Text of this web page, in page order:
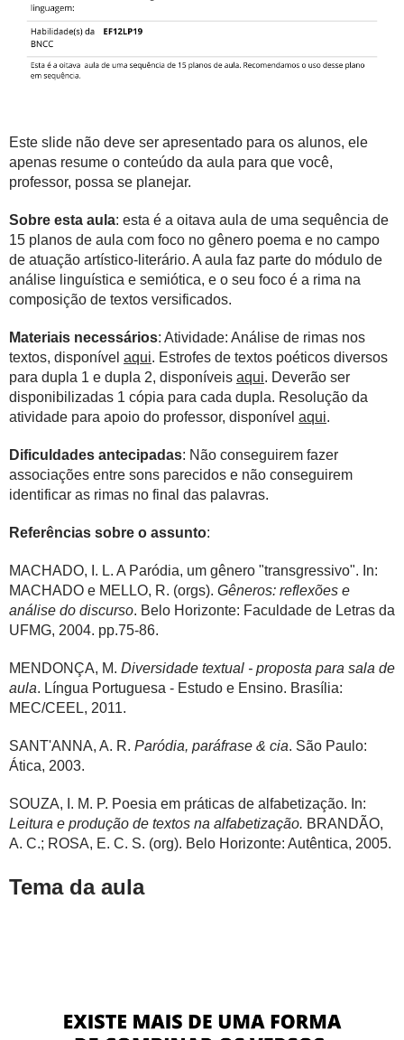
Este slide não deve ser apresentado para os alunos, ele
apenas resume o conteúdo da aula para que você,
professor, possa se planejar.
Sobre esta aula: esta é a oitava aula de uma sequência de
15 planos de aula com foco no gênero poema e no campo
de atuação artístico-literário. A aula faz parte do módulo de
análise linguística e semiótica, e o seu foco é a rima na
composição de textos versificados.
Materiais necessários: Atividade: Análise de rimas nos
textos, disponível aqui. Estrofes de textos poéticos diversos
para dupla 1 e dupla 2, disponíveis aqui. Deverão ser
disponibilizadas 1 cópia para cada dupla. Resolução da
atividade para apoio do professor, disponível aqui.
Dificuldades antecipadas: Não conseguirem fazer
associações entre sons parecidos e não conseguirem
identificar as rimas no final das palavras.
Referências sobre o assunto:
MACHADO, I. L. A Paródia, um gênero "transgressivo". In:
MACHADO e MELLO, R. (orgs). Gêneros: reflexões e
análise do discurso. Belo Horizonte: Faculdade de Letras da
UFMG, 2004. pp.75-86.
MENDONÇA, M. Diversidade textual - proposta para sala de
aula. Língua Portuguesa - Estudo e Ensino. Brasília:
MEC/CEEL, 2011.
SANT'ANNA, A. R. Paródia, paráfrase & cia. São Paulo:
Ática, 2003.
SOUZA, I. M. P. Poesia em práticas de alfabetização. In:
Leitura e produção de textos na alfabetização. BRANDÃO,
A. C.; ROSA, E. C. S. (org). Belo Horizonte: Autêntica, 2005.
Tema da aula